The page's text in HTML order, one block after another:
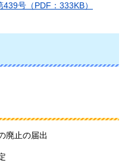
号（PDF：333KB）
廃止の届出